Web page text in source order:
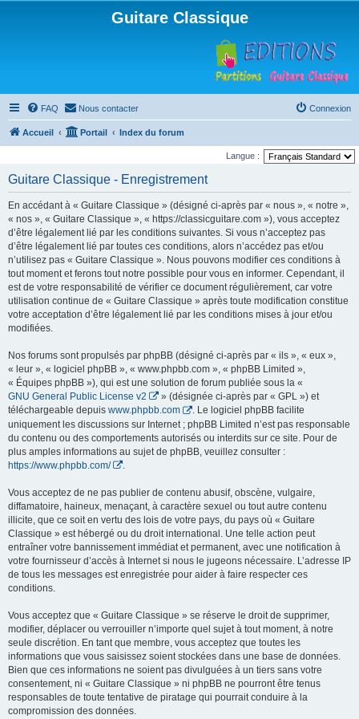
Guitare Classique
FAQ Nous contacter Connexion
Accueil Portail Index du forum
Langue :
Guitare Classique - Enregistrement
En accédant à « Guitare Classique » (désigné ci-après par « nous », « notre »,
« nos », « Guitare Classique », « https://classicguitare.com »), vous acceptez
d’être légalement lié par les conditions suivantes. Si vous n’acceptez pas
d’être légalement lié par toutes ces conditions, alors n’accédez pas et/ou
n’utilisez pas « Guitare Classique ». Nous pouvons modifier ces conditions à
tout moment et ferons tout notre possible pour vous en informer. Cependant, il
est de votre responsabilité de vérifier ce document régulièrement, car votre
utilisation continue de « Guitare Classique » après toute modification constitue
votre acceptation d’être légalement lié par les conditions mises à jour et/ou
modifiées.
Nos forums sont propulsés par phpBB (désigné ci-après par « ils », « eux »,
« leur », « logiciel phpBB », « www.phpbb.com », « phpBB Limited »,
« Équipes phpBB »), qui est une solution de forum publiée sous la «
GNU General Public License v2
» (désignée ci-après par « GPL ») et
téléchargeable depuis www.phpbb.com
. Le logiciel phpBB facilite
uniquement les discussions sur Internet ; phpBB Limited n’est pas responsable
du contenu ou des comportements autorisés ou interdits sur ce site. Pour de
plus amples informations au sujet de phpBB, veuillez consulter :
https://www.phpbb.com/
Vous acceptez de ne pas publier de contenu abusif, obscène, vulgaire,
diffamatoire, haineux, menaçant, à caractère sexuel ou tout autre contenu
illicite, que ce soit en vertu des lois de votre pays, du pays où « Guitare
Classique » est hébergé ou du droit international. Une telle action peut
entraîner votre bannissement immédiat et permanent, avec une notification à
votre fournisseur d’accès à Internet si nous le jugeons nécessaire. L’adresse IP
de tous les messages est enregistrée pour aider à faire respecter ces
conditions.
Vous acceptez que « Guitare Classique » se réserve le droit de supprimer,
modifier, déplacer ou verrouiller n’importe quel sujet à tout moment, à notre
seule discrétion. En tant que membre, vous acceptez que toutes les
informations que vous saisissez soient stockées dans une base de données.
Bien que ces informations ne soient pas divulguées à un tiers sans votre
consentement, ni « Guitare Classique » ni phpBB ne pourront être tenus
responsables de toute tentative de piratage qui pourrait conduire à la
compromission des données.